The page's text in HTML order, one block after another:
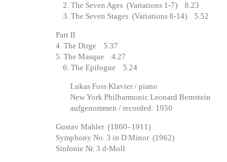
2. The Seven Ages (Variations 1-7) 8.23
3. The Seven Stages (Variations 8-14) 5.52
Part II
4. The Dirge 5.37
5. The Masque 4.27
6. The Epilogue 5.24
Lukas Foss Klavier / piano
New York Philharmonic Leonard Bernstein
aufgenommen / recorded: 1950
Gustav Mahler (1860–1911)
Symphony No. 3 in D Minor (1962)
Sinfonie Nr. 3 d-Moll